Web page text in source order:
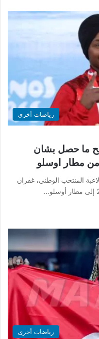
رياضات أخرى
ما حصل بشان
من مطار اوسلو
المنتخب الوطني، غفران
رياضات أخرى